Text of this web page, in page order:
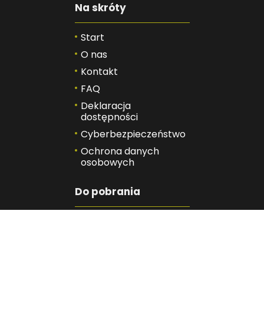
Na skróty
Start
O nas
Kontakt
FAQ
Deklaracja
dostępności
Cyberbezpieczeństwo
Ochrona danych
osobowych
Do pobrania